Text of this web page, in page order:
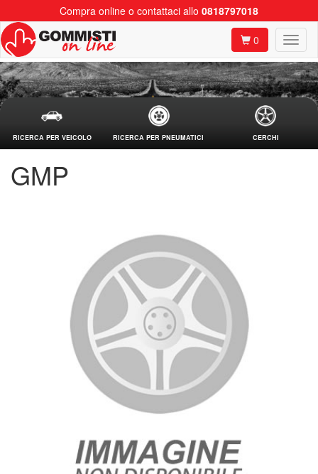
Compra online o contattaci allo 0818797018
0
RICERCA PER VEICOLO RICERCA PER PNEUMATICI CERCHI
GMP